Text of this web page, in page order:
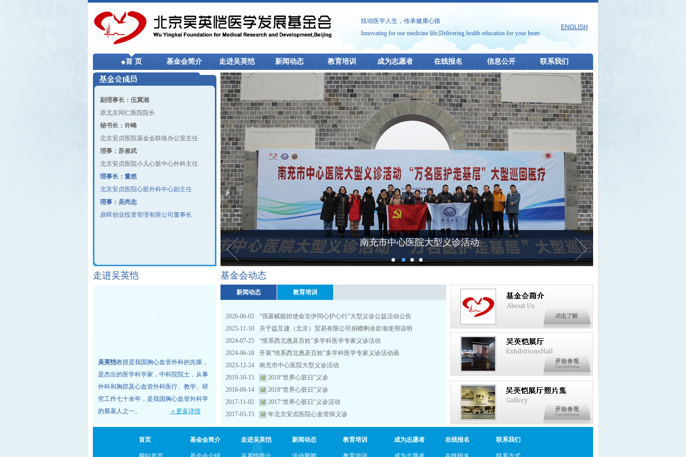
炫动医学人生，传承健康心路
Innovating for our medicine life,Delivering health education for your heart.
ENGLISH
首 页 基金会简介 走进吴英恺 新闻动态 教育培训 成为志愿者 在线报名 信息公开 联系我们
副理事长：伍冀湘
原北京同仁医院院长
秘书长：许峰
北京安贞医院基金会联络办公室主任
理事：苏俊武
北京安贞医院小儿心脏中心外科主任
理事长：董然
北京安贞医院心脏外科中心副主任
理事：吴尚志
鼎晖创业投资管理有限公司董事长
南充市中心医院大型义诊活动
走进吴英恺 基金会动态
吴英恺教授是我国胸心血管外科的先驱，
是杰出的医学科学家，中科院院士，从事
外科和胸部及心血管外科医疗、教学、研
究工作七十余年，是我国胸心血管外科学
的奠基人之一。
＋更多详情
新闻动态 教育培训
2026-06-05
“强基赋能担使命京伊同心护心行”大型义诊公益活动公告
2025-11-10
关于益互捷（北京）贸易有限公司捐赠剩余款项使用说明
2024-07-25
“情系西北惠及百姓”多学科医学专家义诊活动
2024-06-18
开展“情系西北惠及百姓”多学科医学专家义诊活动函
2023-12-24
南充市中心医院大型义诊活动
2019-10-15
2019“世界心脏日”义诊
2018-09-14
2018“世界心脏日”义诊
2017-11-02
2017“世界心脏日”义诊活动
2017-03-15
年北京安贞医院心血管病义诊
首页 基金会简介 走进吴英恺 新闻动态 教育培训 成为志愿者 在线报名 联系我们